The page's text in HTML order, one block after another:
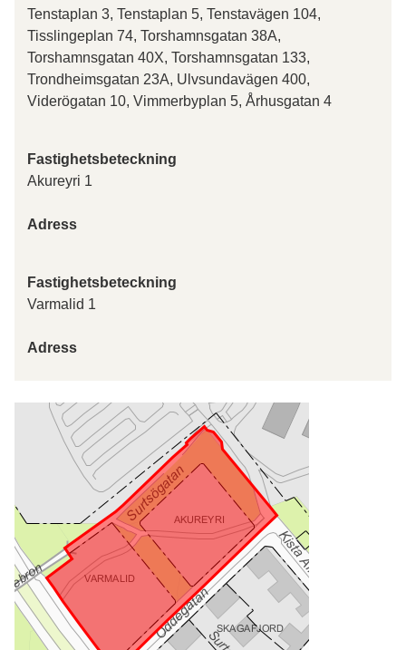
Tenstaplan 3, Tenstaplan 5, Tenstavägen 104,
Tisslingeplan 74, Torshamnsgatan 38A,
Torshamnsgatan 40X, Torshamnsgatan 133,
Trondheimsgatan 23A, Ulvsundavägen 400,
Viderögatan 10, Vimmerbyplan 5, Århusgatan 4
Fastighetsbeteckning
Akureyri 1
Adress
Fastighetsbeteckning
Varmalid 1
Adress